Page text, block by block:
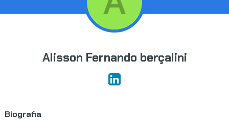
Alisson Fernando berçalini
Biografia